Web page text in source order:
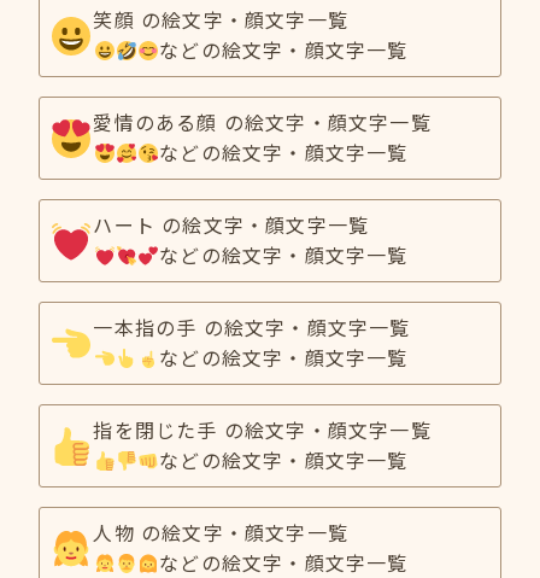
笑顔 の絵文字・顔文字一覧
などの絵文字・顔文字一覧
愛情のある顔 の絵文字・顔文字一覧
などの絵文字・顔文字一覧
ハート の絵文字・顔文字一覧
などの絵文字・顔文字一覧
一本指の手 の絵文字・顔文字一覧
などの絵文字・顔文字一覧
指を閉じた手 の絵文字・顔文字一覧
などの絵文字・顔文字一覧
人物 の絵文字・顔文字一覧
などの絵文字・顔文字一覧